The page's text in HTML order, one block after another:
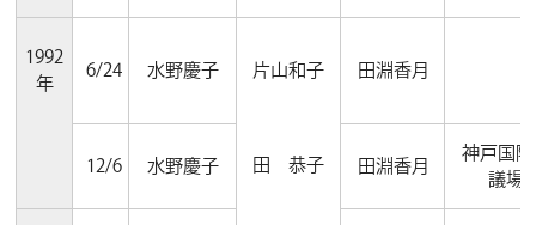
1992
年
6/24 水野慶子 片山和子 田淵香月
12/6 水野慶子 田 恭子 田淵香月
神戸国
議場